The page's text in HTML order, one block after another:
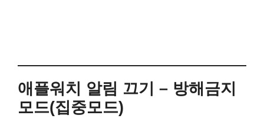
애플워치 알림 끄기 – 방해금지
모드(집중모드)